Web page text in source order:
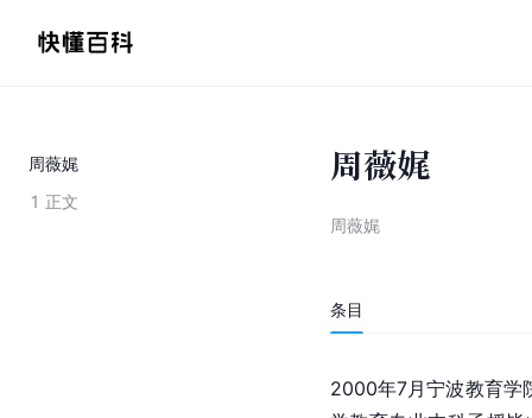
周薇娓
1 正文
周薇娓
周薇娓
条目
2000年7月宁波教育学